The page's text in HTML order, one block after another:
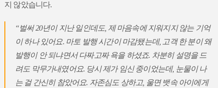
지 않았습니다.
“벌써 20년이 지난 일인데도, 제 마음속에 지워지지 않는 기억
이 하나 있어요. 마토 발행 시간이 마감됐는데, 고객 한 분이 왜
발행이 안 되냐면서 다짜고짜 욕을 하셨죠. 차분히 설명을 드
려도 막무가내였어요. 당시 제가 임신 중이었는데, 눈물이 나
는 걸 간신히 참았어요. 자존심도 상하고, 울면 뱃속 아이에게